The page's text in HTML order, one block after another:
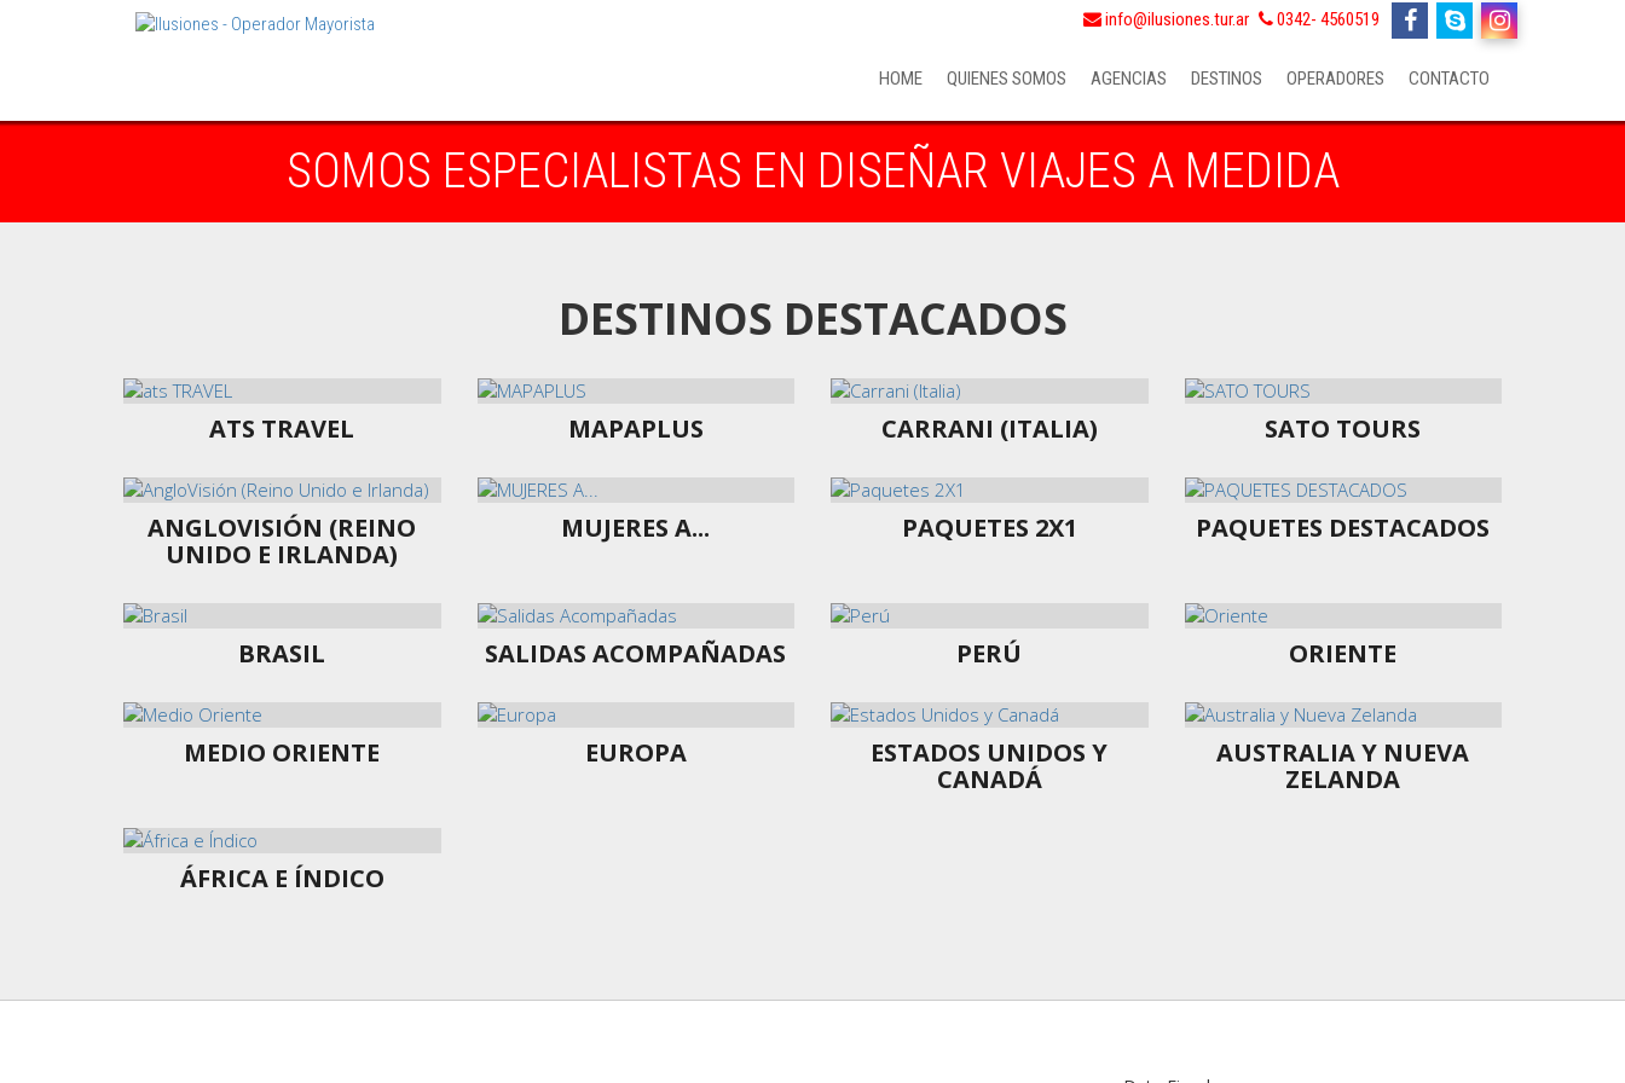
info@ilusiones.tur.ar 0342- 4560519
HOME QUIENES SOMOS AGENCIAS DESTINOS OPERADORES CONTACTO
ofertas especiales
SOMOS ESPECIALISTAS EN DISEÑAR VIAJES A MEDIDA
DESTINOS DESTACADOS
ATS TRAVEL MAPAPLUS CARRANI (ITALIA) SATO TOURS
ANGLOVISIÓN (REINO
UNIDO E IRLANDA)
MUJERES A... PAQUETES 2X1 PAQUETES DESTACADOS
BRASIL SALIDAS ACOMPAÑADAS PERÚ ORIENTE
MEDIO ORIENTE EUROPA
ESTADOS UNIDOS Y
CANADÁ
AUSTRALIA Y NUEVA
ZELANDA
ÁFRICA E ÍNDICO